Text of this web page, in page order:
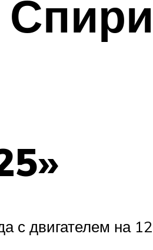
двигателем на